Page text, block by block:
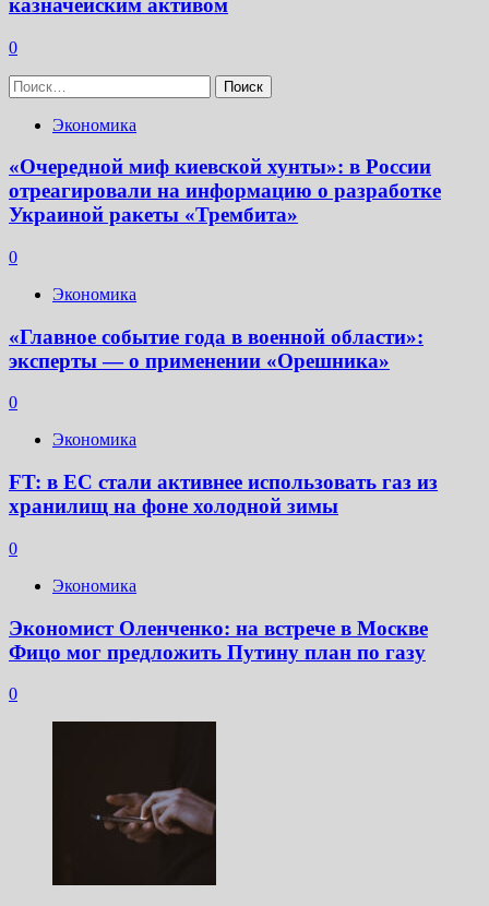
казначейским активом
0
Найти:
Экономика
«Очередной миф киевской хунты»: в России
отреагировали на информацию о разработке
Украиной ракеты «Трембита»
0
Экономика
«Главное событие года в военной области»:
эксперты — о применении «Орешника»
0
Экономика
FT: в ЕС стали активнее использовать газ из
хранилищ на фоне холодной зимы
0
Экономика
Экономист Оленченко: на встрече в Москве
Фицо мог предложить Путину план по газу
0